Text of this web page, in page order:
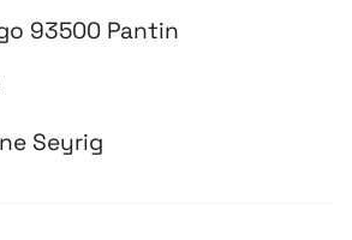
93500 Pantin
Seyrig